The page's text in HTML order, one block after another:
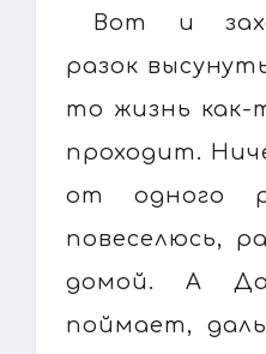
Вот и
разок
то жизнь как-
проходит.
от одного
повеселюсь,
домой. А
поймает,